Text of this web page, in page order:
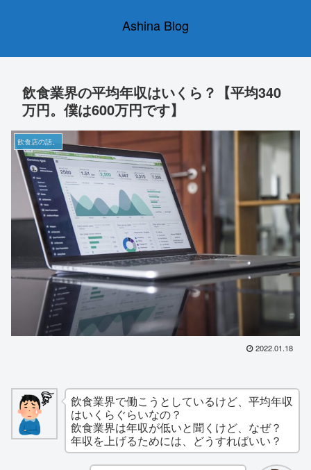
Ashina Blog
飲食業界の平均年収はいくら？【平均340
万円。僕は600万円です】
飲食店の話。
2022.01.18
飲食業界で働こうとしているけど、平均年収
はいくらぐらいなの？
飲食業界は年収が低いと聞くけど、なぜ？
年収を上げるためには、どうすればいい？